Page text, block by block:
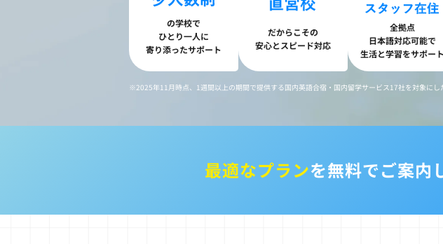
イングリッシュキャンプ
（セブ）
イングリッシュキャンプ
イングリッシュ
（徳島）
（神奈川）
海外インターン
の学校で
ひとり一人に
寄り添ったサポート
だからこその
安心とスピード対応
全拠点
日本語対応可能で
生活と学習をサポート
※2025年11月時点、1週間以上の期間で提供する国内英語合宿・国内留学サービス17社を対象に
最適なプランを無料でご案内